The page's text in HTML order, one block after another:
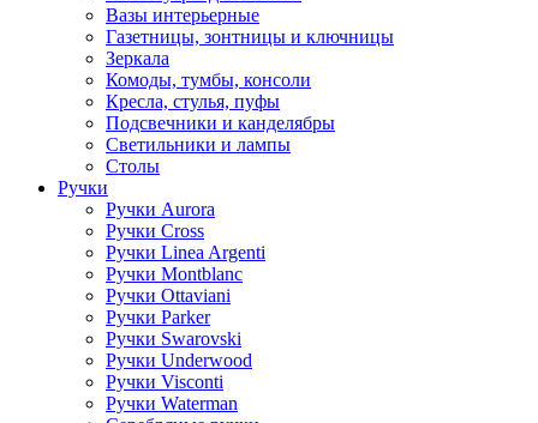
Вазы интерьерные
Газетницы, зонтницы и ключницы
Зеркала
Комоды, тумбы, консоли
Кресла, стулья, пуфы
Подсвечники и канделябры
Светильники и лампы
Столы
Ручки
Ручки Aurora
Ручки Cross
Ручки Linea Argenti
Ручки Montblanc
Ручки Ottaviani
Ручки Parker
Ручки Swarovski
Ручки Underwood
Ручки Visconti
Ручки Waterman